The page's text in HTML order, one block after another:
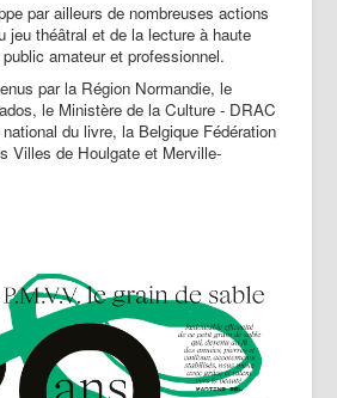
par ailleurs de nombreuses actions
jeu théâtral et de la lecture à haute
amateur et professionnel.
par la Région Normandie, le
le Ministère de la Culture - DRAC
du livre, la Belgique Fédération
Villes de Houlgate et Merville-